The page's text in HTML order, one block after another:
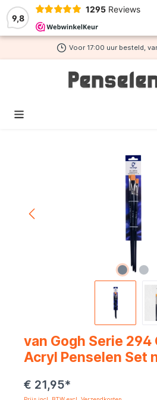
9,8
1295 Reviews
hoofdinhoud
Voor 17:00 uur besteld,
van Gogh Serie
Acryl Penselen Set
€ 21,95*